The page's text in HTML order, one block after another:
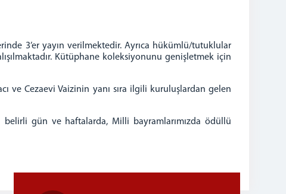
3’er yayın verilmektedir. Ayrıca hükümlü/tutuklular
Kütüphane koleksiyonunu genişletmek için
ve Cezaevi Vaizinin yanı sıra ilgili kuruluşlardan gelen
gün ve haftalarda, Milli bayramlarımızda ödüllü